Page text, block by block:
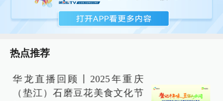
热点推荐
华龙直播回顾丨2025年重庆
（垫江）石磨豆花美食文化节